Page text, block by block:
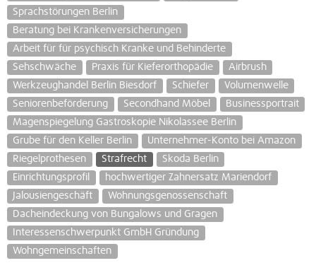
Sprachstörungen Berlin
Beratung bei Krankenversicherungen
Arbeit für für psychisch Kranke und Behinderte
Sehschwäche
Praxis für Kieferorthopädie
Airbrush
Werkzeughandel Berlin Biesdorf
Schiefer
Volumenwelle
Seniorenbeförderung
Secondhand Möbel
Businessportrait
Magenspiegelung Gastroskopie Nikolassee Berlin
Grube für den Keller Berlin
Unternehmer-Konto bei Amazon
Riegelprothesen
Strafrecht
Skoda Berlin
Einrichtungsprofil
hochwertiger Zahnersatz Mariendorf
Jalousiengeschäft
Wohnungsgenossenschaft
Dacheindeckung von Bungalows und Gragen
Interessenschwerpunkt GmbH Gründung
Wohngemeinschaften